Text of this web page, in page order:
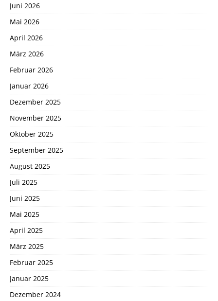
Juni 2026
Mai 2026
April 2026
März 2026
Februar 2026
Januar 2026
Dezember 2025
November 2025
Oktober 2025
September 2025
August 2025
Juli 2025
Juni 2025
Mai 2025
April 2025
März 2025
Februar 2025
Januar 2025
Dezember 2024